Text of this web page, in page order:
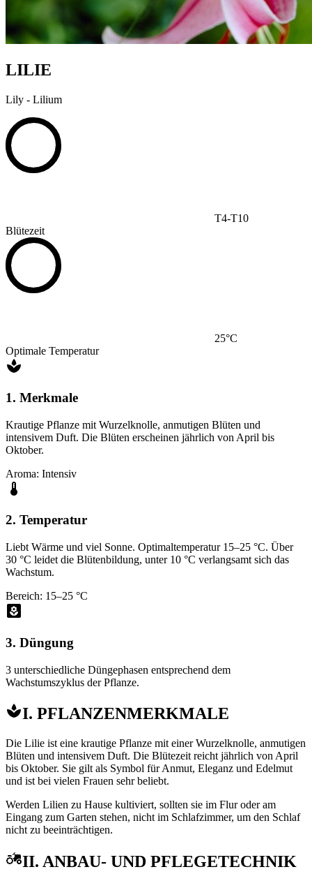
LILIE
Lily - Lilium
T4-T10
Blütezeit
25°C
Optimale Temperatur
1. Merkmale
Krautige Pflanze mit Wurzelknolle, anmutigen Blüten und
intensivem Duft. Die Blüten erscheinen jährlich von April bis
Oktober.
Aroma: Intensiv
2. Temperatur
Liebt Wärme und viel Sonne. Optimaltemperatur 15–25 °C. Über
30 °C leidet die Blütenbildung, unter 10 °C verlangsamt sich das
Wachstum.
Bereich: 15–25 °C
3. Düngung
3 unterschiedliche Düngephasen entsprechend dem
Wachstumszyklus der Pflanze.
I. PFLANZENMERKMALE
Die Lilie ist eine krautige Pflanze mit einer Wurzelknolle, anmutigen
Blüten und intensivem Duft. Die Blütezeit reicht jährlich von April
bis Oktober. Sie gilt als Symbol für Anmut, Eleganz und Edelmut
und ist bei vielen Frauen sehr beliebt.
Werden Lilien zu Hause kultiviert, sollten sie im Flur oder am
Eingang zum Garten stehen, nicht im Schlafzimmer, um den Schlaf
nicht zu beeinträchtigen.
II. ANBAU- UND PFLEGETECHNIK